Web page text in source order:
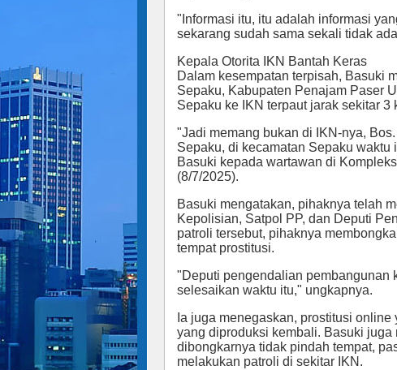
"Informasi itu, itu adalah informasi
sekarang sudah sama sekali tidak
Kepala Otorita IKN Bantah Keras
Dalam kesempatan terpisah, Basuki
Sepaku, Kabupaten Penajam Paser
Sepaku ke IKN terpaut jarak sekitar 3
"Jadi memang bukan di IKN-nya,
Sepaku, di kecamatan Sepaku
Basuki kepada wartawan di
(8/7/2025).
Basuki mengatakan, pihaknya telah
Kepolisian, Satpol PP, dan Deputi
patroli tersebut, pihaknya
tempat prostitusi.
"Deputi pengendalian pembangunan
selesaikan waktu itu," ungkapnya.
Ia juga menegaskan, prostitusi
yang diproduksi kembali. Basuki
dibongkarnya tidak pindah tempat,
melakukan patroli di sekitar IKN.